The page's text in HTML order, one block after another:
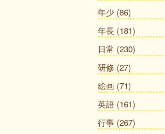
年少 (86)
年長 (181)
日常 (230)
研修 (27)
絵画 (71)
英語 (161)
行事 (267)